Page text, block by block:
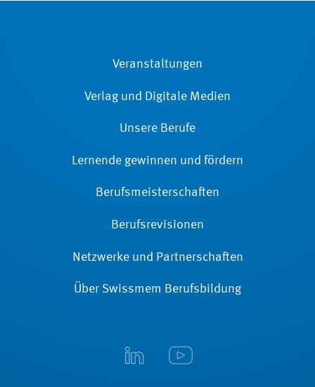
Veranstaltungen
Verlag und Digitale Medien
Unsere Berufe
Lernende gewinnen und fördern
Berufsmeisterschaften
Berufsrevisionen
Netzwerke und Partnerschaften
Über Swissmem Berufsbildung